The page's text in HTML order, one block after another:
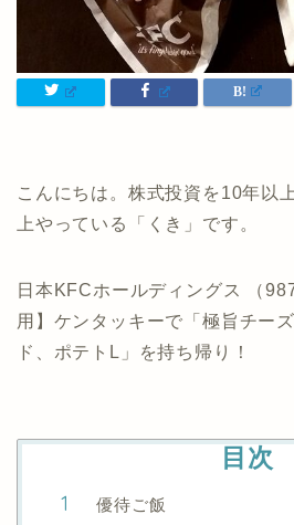
こんにちは。株式投資を10年以
上やっている「くき」です。
日本KFCホールディングス （
用】ケンタッキーで「極旨チー
ド、ポテトL」を持ち帰り！
目次
優待ご飯